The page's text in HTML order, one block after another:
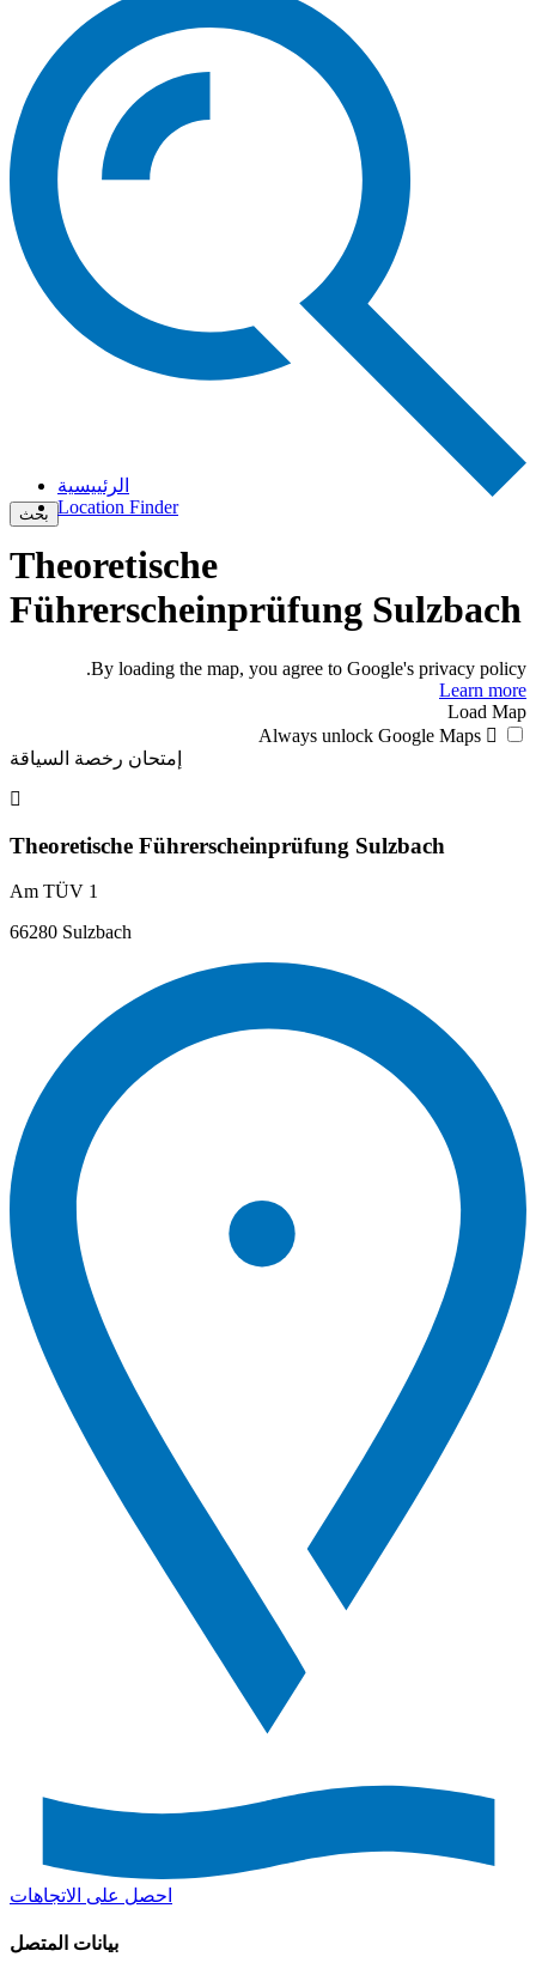
بحث
الرئييسية
Location Finder
Theoretische
Führerscheinprüfung Sulzbach
By loading the map, you agree to Google's privacy policy.
Learn more
Load Map
Always unlock Google Maps
إمتحان رخصة السياقة
Theoretische Führerscheinprüfung Sulzbach
Am TÜV 1
66280 Sulzbach
احصل على الاتجاهات
بيانات المتصل